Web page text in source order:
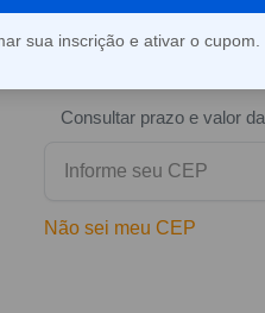
Este produto está fora
Consultar prazo e valor
Não sei meu CEP
sua inscrição e ativar o cupom.